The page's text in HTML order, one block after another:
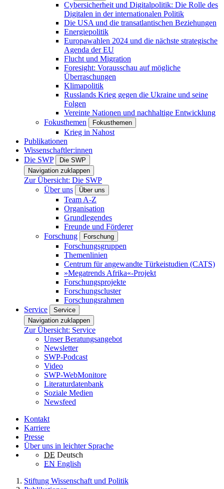
Cybersicherheit und Digitalpolitik: Die Rolle des
Digitalen in der internationalen Politik
Die USA und die transatlantischen Beziehungen
Energiepolitik
Europawahlen 2024 und die nächste strategische
Agenda der EU
Flucht und Migration
Foresight: Vorausschau auf mögliche
Überraschungen
Klimapolitik
Russlands Krieg gegen die Ukraine und seine
Folgen
Vereinte Nationen und nachhaltige Entwicklung
Fokusthemen
Fokusthemen
Krieg in Nahost
Publikationen
Wissenschaftler:innen
Die SWP
Die SWP
Navigation zuklappen
Zur Übersicht: Die SWP
Über uns
Über uns
Team A-Z
Organisation
Grundlegendes
Freunde und Förderer
Forschung
Forschung
Forschungsgruppen
Themenlinien
Centrum für angewandte Türkeistudien (CATS)
»Megatrends Afrika«-Projekt
Forschungsprojekte
Forschungscluster
Forschungsrahmen
Service
Service
Navigation zuklappen
Zur Übersicht: Service
Unser Beratungsangebot
Newsletter
SWP-Podcast
Video
SWP-WebMonitore
Literaturdatenbank
Soziale Medien
Newsfeed
Kontakt
Karriere
Presse
Über uns in leichter Sprache
DE Deutsch
EN English
Stiftung Wissenschaft und Politik